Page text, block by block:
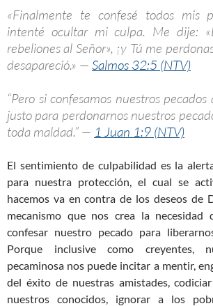
«Finalmente te confesé todos mis
intenté ocultar mi culpa. Me dije:
rebeliones al Señor», ¡y Tú me
desapareció.» — Salmos 32:5 (NTV)
“Pero si confesamos nuestros
justo para perdonarnos nuestros
toda maldad.” — 1 Juan 1:9 (NTV)
El sentimiento de culpabilidad es la
para nuestra protección, el cual se
hacemos va en contra de los deseos de
mecanismo que nos crea la necesidad
confesar nuestro pecado para
Porque inclusive como creyentes,
pecaminosa nos puede incitar a mentir,
del éxito de nuestras amistades,
nuestros conocidos, ignorar a los